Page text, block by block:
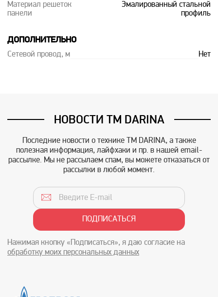
Материал решеток
панели
Эмалированный стальной
профиль
ДОПОЛНИТЕЛЬНО
Сетевой провод, м Нет
НОВОСТИ TM DARINA
Последние новости о технике TM DARINA, а также
полезная информация, лайфхаки и пр. в нашей email-
рассылке. Мы не рассылаем спам, вы можете отказаться от
рассылки в любой момент.
Нажимая кнопку «Подписаться», я даю согласие на
обработку моих персональных данных